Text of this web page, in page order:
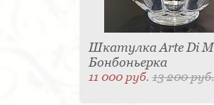
Шкатулка Arte Di
Бонбоньерка
11 000 руб.13 200 руб.